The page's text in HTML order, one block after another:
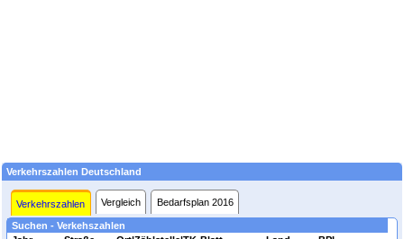
Verkehrszahlen Deutschland
Verkehrszahlen Vergleich Bedarfsplan 2016
Suchen - Verkehszahlen